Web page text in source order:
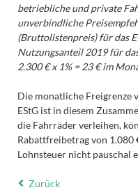
betriebliche und private
unverbindliche
(Bruttolistenpreis) für das
Nutzungsanteil 2019 für
2.300 € x 1% = 23 € im
Die monatliche Freigrenze
EStG ist in diesem
die Fahrräder verleihen,
Rabattfreibetrag von 1.080
Lohnsteuer nicht pauschal
Zurück